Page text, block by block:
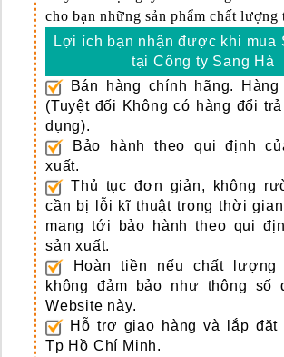
cho bạn những sản phẩm chất lượng
Lợi ích bạn nhận được khi mua
tại Công ty Sang Hà
Bán hàng chính hãng.
(Tuyệt đối Không có hàng đổi
dụng).
Bảo hành theo qui định
xuất.
Thủ tục đơn giản, không
cần bị lỗi kĩ thuật trong thời
mang tới bảo hành theo qui
sản xuất.
Hoàn tiền nếu chất lượng
không đảm bảo như thông số
Website này.
Hỗ trợ giao hàng và lắp đặt
Tp Hồ Chí Minh.